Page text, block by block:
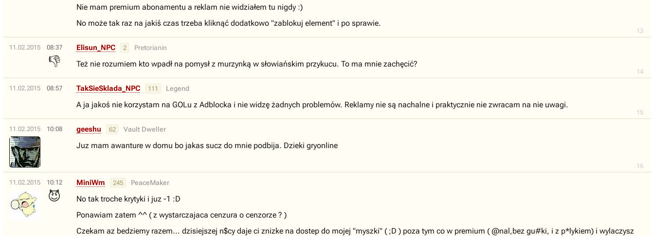
13
Nie mam premium abonamentu a reklam nie widziałem tu nigdy :)
No może tak raz na jakiś czas trzeba kliknąć dodatkowo "zablokuj element" i po sprawie.
11.02.2015 08:37
👎
14
Elisun_NPC 2 Pretorianin
Też nie rozumiem kto wpadł na pomysł z murzynką w słowiańskim przykucu. To ma mnie zachęcić?
11.02.2015 08:57
15
TakSieSklada_NPC 111 Legend
A ja jakoś nie korzystam na GOLu z Adblocka i nie widzę żadnych problemów. Reklamy nie są nachalne i praktycznie nie zwracam na nie uwagi.
11.02.2015 10:08
16
geeshu 62 Vault Dweller
Juz mam awanture w domu bo jakas sucz do mnie podbija. Dzieki gryonline
11.02.2015 10:12
😈
MiniWm 245 PeaceMaker
No tak troche krytyki i juz -1 :D
Ponawiam zatem ^^ ( z wystarczajaca cenzura o cenzorze ? )
Czekam az bedziemy razem... dzisiejszej n$cy daje ci znizke na dostep do mojej "myszki" ( ;D ) poza tym co w premium ( @nal,bez gu#ki, i z p*lykiem) i wylaczysz